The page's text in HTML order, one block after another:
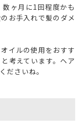
ヶ月に1回程度かも
お手入れで髪のダメ
イルの使用をおすす
考えています。ヘア
ださいね。